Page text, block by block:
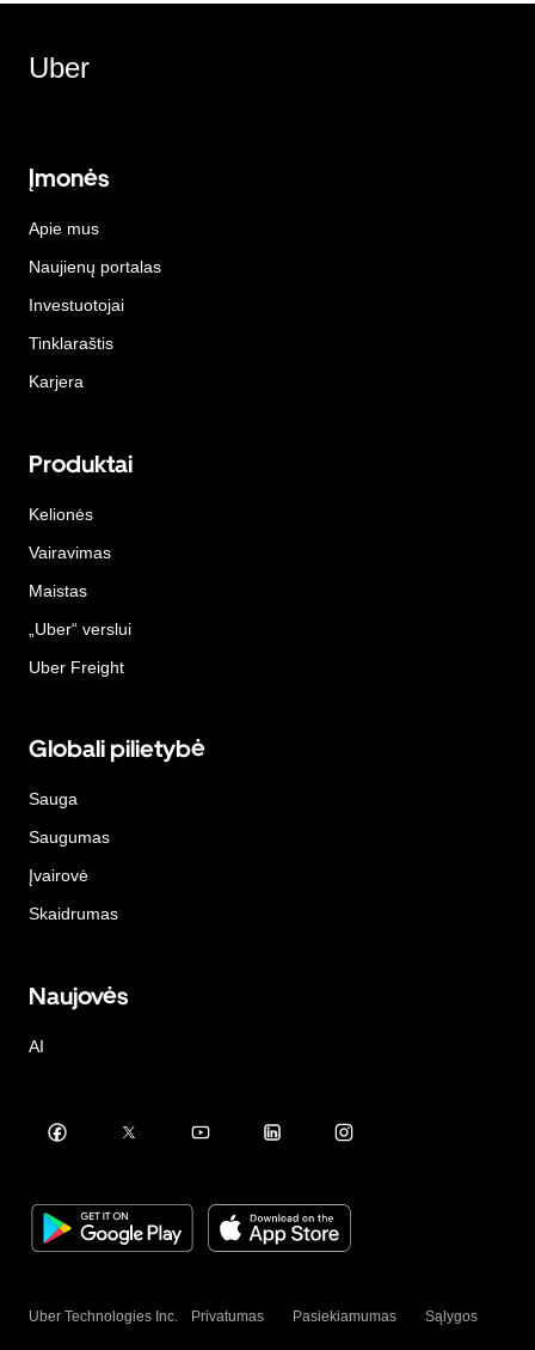
Uber
Įmonės
Apie mus
Naujienų portalas
Investuotojai
Tinklaraštis
Karjera
Produktai
Kelionės
Vairavimas
Maistas
„Uber“ verslui
Uber Freight
Globali pilietybė
Sauga
Saugumas
Įvairovė
Skaidrumas
Naujovės
AI
Uber Technologies Inc. Privatumas Pasiekiamumas Sąlygos